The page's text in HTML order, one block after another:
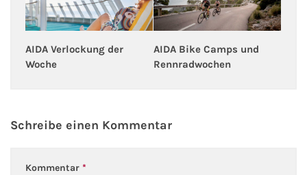
AIDA Verlockung der
Woche
AIDA Bike Camps und
Rennradwochen
Schreibe einen Kommentar
Kommentar *